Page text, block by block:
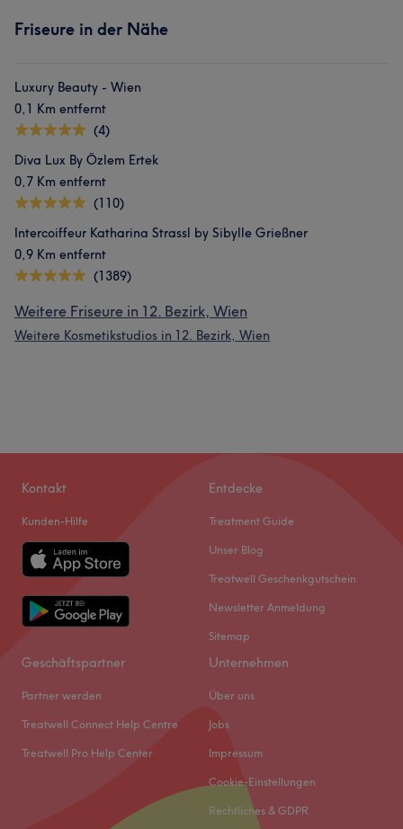
Friseure in der Nähe
Luxury Beauty - Wien
0,1 Km entfernt
(4)
Diva Lux By Özlem Ertek
0,7 Km entfernt
(110)
Intercoiffeur Katharina Strassl by Sibylle Grießner
0,9 Km entfernt
(1389)
Weitere Friseure in 12. Bezirk, Wien
Weitere Kosmetikstudios in 12. Bezirk, Wien
Kontakt
Kunden-Hilfe
Entdecke
Treatment Guide
Unser Blog
Treatwell Geschenkgutschein
Newsletter Anmeldung
Sitemap
Geschäftspartner
Partner werden
Treatwell Connect Help Centre
Treatwell Pro Help Center
Unternehmen
Über uns
Jobs
Impressum
Cookie-Einstellungen
Rechtliches & GDPR